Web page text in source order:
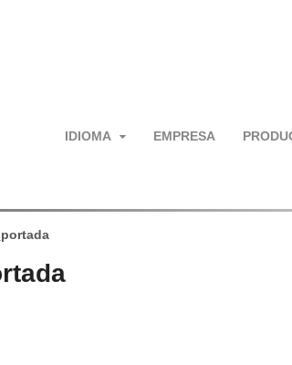
IDIOMA EMPRESA